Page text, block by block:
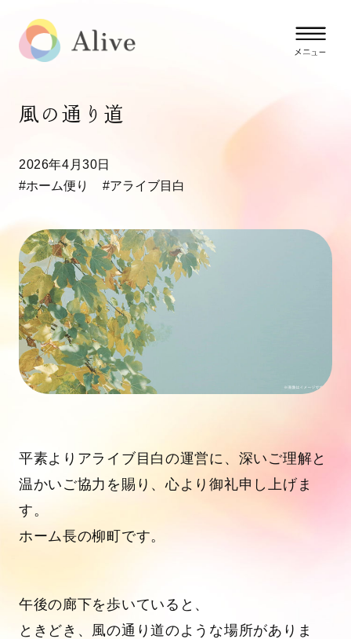
風の通り道
2026年4月30日
#ホーム便り
#アライブ目白
平素よりアライブ目白の運営に、深いご理解と
温かいご協力を賜り、心より御礼申し上げま
す。
ホーム長の柳町です。
午後の廊下を歩いていると、
ときどき、風の通り道のような場所がありま